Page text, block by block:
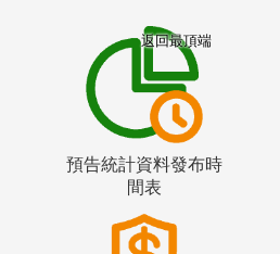
預告統計資料發布時
間表
返回最頂端